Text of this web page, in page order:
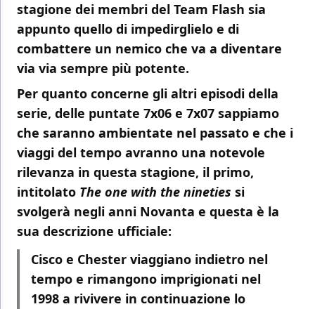
stagione dei membri del Team Flash sia
appunto quello di impedirglielo e di
combattere un nemico che va a diventare
via via sempre più potente.
Per quanto concerne gli altri episodi della
serie, delle puntate 7x06 e 7x07 sappiamo
che saranno ambientate nel passato e che i
viaggi del tempo avranno una notevole
rilevanza in questa stagione, il primo,
intitolato The one with the nineties si
svolgerà negli anni Novanta e questa è la
sua descrizione ufficiale:
Cisco e Chester viaggiano indietro nel
tempo e rimangono imprigionati nel
1998 a rivivere in continuazione lo